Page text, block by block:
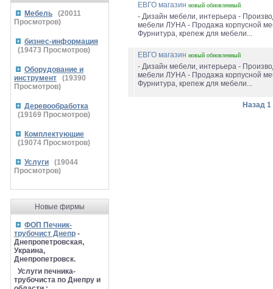
Мебель (20011
Просмотров)
бизнес-информация
(19473 Просмотров)
Оборудование и
инструмент
(19390
Просмотров)
Деревообработка
(19169 Просмотров)
Комплектующие
(19074 Просмотров)
Услуги (19044
Просмотров)
Новые фирмы
ФОП Печник-
трубочист Днепр -
Днепропетровская,
Украина,
Днепропетровск.
Услуги печника-
трубочиста по Днепру и
ЕВГО магазин новый обновленный
- Дизайн мебели, интерьера -
мебели ЛУНА - Продажа корпусной
Фурнитура, крепеж для мебели...
ЕВГО магазин новый обновленный
- Дизайн мебели, интерьера -
мебели ЛУНА - Продажа корпусной
Фурнитура, крепеж для мебели...
Назад 1